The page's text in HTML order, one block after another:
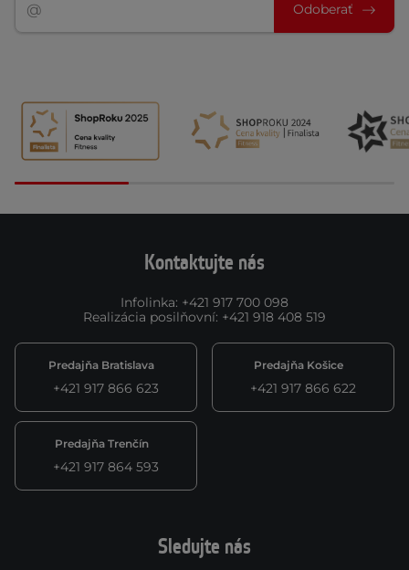
Odoberať
Kontaktujte nás
Infolinka: +421 917 700 098
Realizácia posilňovní: +421 918 408 519
Predajňa Bratislava
+421 917 866 623
Predajňa Košice
+421 917 866 622
Predajňa Trenčín
+421 917 864 593
Sledujte nás